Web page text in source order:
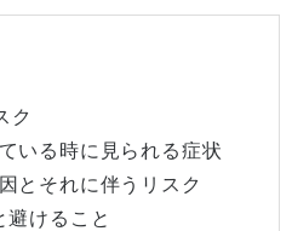
ク
いる時に見られる症状
とそれに伴うリスク
避けること